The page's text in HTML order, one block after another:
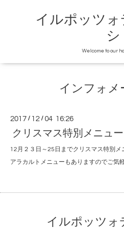
イルポッツ
シ
Welcome to our
インフォメ
2017 / 12 /04 16:26
クリスマス特別メニュー
12月２３日～25日までクリスマス特別メ
アラカルトメニューもありますのでご気
イルポッツォ